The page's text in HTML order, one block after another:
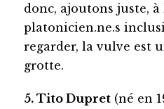
donc, ajoutons juste, à
platonicien.ne.s
regarder, la vulve est
grotte.
5. Tito Dupret(né en